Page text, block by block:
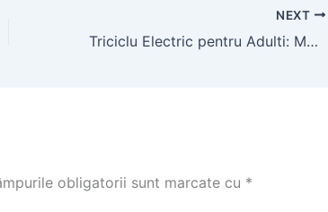
NEXT
Triciclu Electric pentru Adulti: Mobilitate si Stabilitate
obligatorii sunt marcate cu *